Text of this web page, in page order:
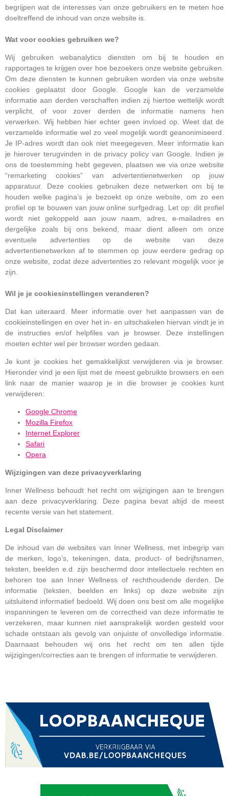
begrijpen wat de interesses van onze gebruikers en te meten hoe
doeltreffend de inhoud van onze website is.
Wat voor cookies gebruiken we?
Wij gebruiken webanalytics diensten om bij te houden en
rapportages te krijgen over hoe bezoekers onze website gebruiken.
Om deze diensten te kunnen gebruiken worden via onze website
cookies geplaatst door Google. Google kan de verzamelde
informatie aan derden verschaffen indien zij hiertoe wettelijk wordt
verplicht, of voor zover derden de informatie namens hen
verwerken. Wij hebben hier echter geen invloed op. Weet dat de
verzamelde informatie wel zo veel mogelijk wordt geanonimiseerd.
Je IP-adres wordt dan ook niet meegegeven. Meer informatie kan
je hierover terugvinden in de privacy policy van Google. Indien je
ons de toestemming hebt gegeven, plaatsen we via onze website
“remarketing cookies” van advertentienetwerken op jouw
apparatuur. Deze cookies gebruiken deze netwerken om bij te
houden welke pagina’s je bezoekt op onze website, om zo een
profiel op te bouwen van jouw online surfgedrag. Let op: dit profiel
wordt niet gekoppeld aan jouw naam, adres, e-mailadres en
dergelijke zoals bij ons bekend, maar dient alleen om onze
eventuele advertenties op de website van deze
advertentienetwerken af te stemmen op jouw eerdere gedrag op
onze website, zodat deze advertenties zo relevant mogelijk voor je
zijn.
Wil je je cookiesinstellingen veranderen?
Dat kan uiteraard. Meer informatie over het aanpassen van de
cookieinstellingen en over het in- en uitschakelen hiervan vindt je in
de instructies en/of helpfiles van je browser. Deze instellingen
moeten echter wel per browser worden gedaan.
Je kunt je cookies het gemakkelijkst verwijderen via je browser.
Hieronder vind je een lijst met de meest gebruikte browsers en een
link naar de manier waarop je in die browser je cookies kunt
verwijderen:
Google Chrome
Mozilla Firefox
Internet Explorer
Safari
Opera
Wijzigingen van deze privacyverklaring
Inner Wellness behoudt het recht om wijzigingen aan te brengen
aan deze privacyverklaring. Deze pagina bevat altijd de meest
recente versie van het statement.
Legal Disclaimer
De inhoud van de websites van Inner Wellness, met inbegrip van
de merken, logo’s, tekeningen, data, product- of bedrijfsnamen,
teksten, beelden e.d. zijn beschermd door intellectuele rechten en
behoren toe aan Inner Wellness of rechthoudende derden. De
informatie (teksten, beelden en links) op deze website zijn
uitsluitend informatief bedoeld. Wij doen ons best om alle mogelijke
inspanningen te leveren om de correctheid van deze informatie te
verzekeren, maar kunnen niet aansprakelijk worden gesteld voor
schade ontstaan als gevolg van onjuiste of onvolledige informatie.
Daarnaast behouden wij ons het recht om ten allen tijde
wijzigingen/correcties aan te brengen of informatie te verwijderen.